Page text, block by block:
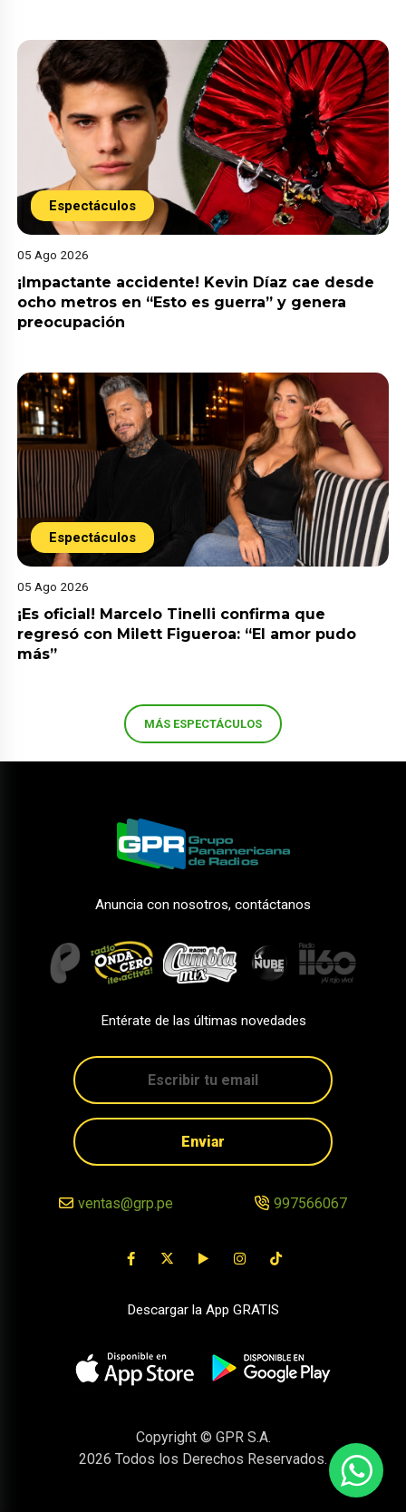
Espectáculos
05 Ago 2026
¡Impactante accidente! Kevin Díaz cae desde
ocho metros en “Esto es guerra” y genera
preocupación
Espectáculos
05 Ago 2026
¡Es oficial! Marcelo Tinelli confirma que
regresó con Milett Figueroa: “El amor pudo
más”
MÁS ESPECTÁCULOS
Anuncia con nosotros, contáctanos
Entérate de las últimas novedades
Enviar
ventas@grp.pe 997566067
Descargar la App GRATIS
Copyright © GPR S.A.
2026 Todos los Derechos Reservados.